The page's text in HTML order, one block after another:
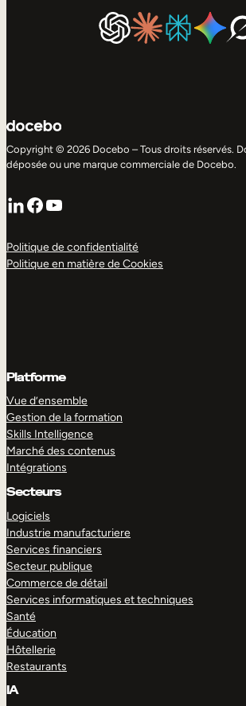
Copyright © 2026 Docebo – Tous droits réservés.
déposée ou une marque commerciale de Docebo.
LinkedIn
Facebook
YouTube
Politique de confidentialité
Politique en matière de Cookies
Platforme
Vue d’ensemble
Gestion de la formation
Skills Intelligence
Marché des contenus
Intégrations
Secteurs
Logiciels
Industrie manufacturiere
Services financiers
Secteur publique
Commerce de détail
Services informatiques et techniques
Santé
Éducation
Hôtellerie
Restaurants
IA